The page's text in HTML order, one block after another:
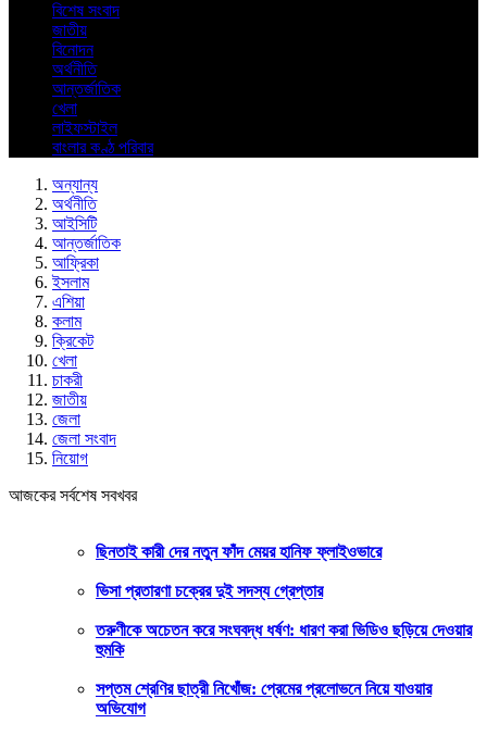
বিশেষ সংবাদ
জাতীয়
বিনোদন
অর্থনীতি
আন্তর্জাতিক
খেলা
লাইফস্টাইল
বাংলার কণ্ঠ পরিবার
অন্যান্য
অর্থনীতি
আইসিটি
আন্তর্জাতিক
আফ্রিকা
ইসলাম
এশিয়া
কলাম
ক্রিকেট
খেলা
চাকরী
জাতীয়
জেলা
জেলা সংবাদ
নিয়োগ
আজকের সর্বশেষ সবখবর
ছিনতাই কারী দের নতুন ফাঁদ মেয়র হানিফ ফ্লাইওভারে
ভিসা প্রতারণা চক্রের দুই সদস্য গ্রেপ্তার
তরুণীকে অচেতন করে সংঘবদ্ধ ধর্ষণ: ধারণ করা ভিডিও ছড়িয়ে দেওয়ার
হুমকি
সপ্তম শ্রেণির ছাত্রী নিখোঁজ: প্রেমের প্রলোভনে নিয়ে যাওয়ার
অভিযোগ